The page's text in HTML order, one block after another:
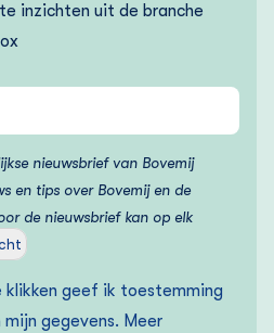
inzichten uit de branche
nieuwsbrief van Bovemij
en tips over Bovemij en de
de nieuwsbrief kan op elk
klikken geef ik toestemming
gegevens. Meer